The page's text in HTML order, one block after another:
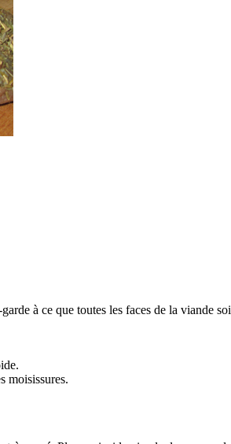
à ce que toutes les faces de la viande
moisissures.